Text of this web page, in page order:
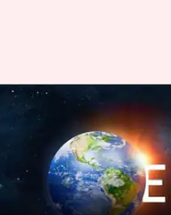
எர்த் ஹவர்
என்ன?
பற்றியும்